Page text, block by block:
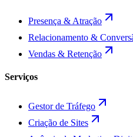
Presença & Atração
Relacionamento &
Vendas & Retenção
Serviços
Gestor de Tráfego
Criação de Sites